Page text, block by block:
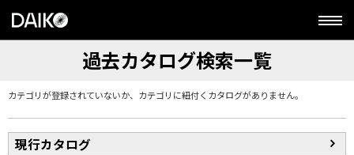
過去カタログ検索一覧
カテゴリが登録されていないか、カテゴリに紐付くカタログがありません。
現行カタログ